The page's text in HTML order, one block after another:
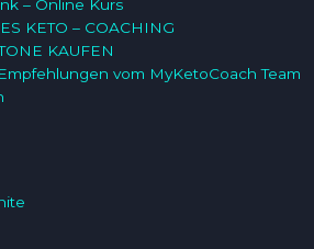
– Online Kurs
KETO – COACHING
KAUFEN
vom MyKetoCoach Team